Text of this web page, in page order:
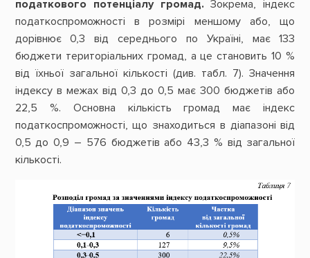
податкового потенціалу громад. Зокрема, індекс
податкоспроможності в розмірі меншому або, що
дорівнює 0,3 від середнього по Україні, має 133
бюджети територіальних громад, а це становить 10 %
від їхньої загальної кількості (див. табл. 7). Значення
індексу в межах від 0,3 до 0,5 має 300 бюджетів або
22,5 %. Основна кількість громад має індекс
податкоспроможності, що знаходиться в діапазоні від
0,5 до 0,9 – 576 бюджетів або 43,3 % від загальної
кількості.